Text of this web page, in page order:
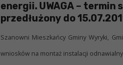
energii. UWAGA – termin
przedłużony do
Szanowni Mieszkańcy Gminy Wyryki,
wniosków na montaż instalacji